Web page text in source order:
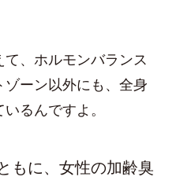
、ホルモンバランス
ーン以外にも、全身
るんですよ。
もに、女性の加齢臭